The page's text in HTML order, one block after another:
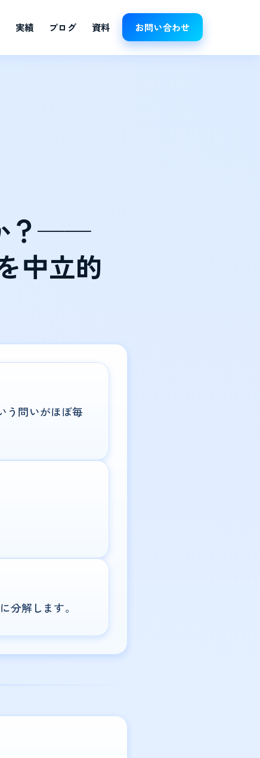
実績 ブログ 資料 お問い合わせ
？──
中立的
う問いがほぼ毎
分解します。